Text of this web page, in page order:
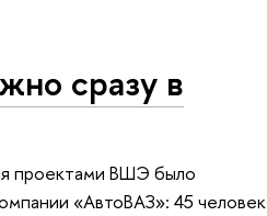
сразу в
проектами ВШЭ было
«АвтоВАЗ»: 45 человек